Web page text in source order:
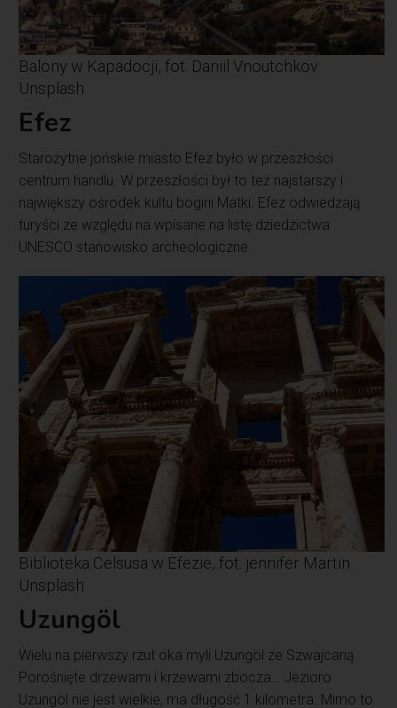
Balony w Kapadocji, fot. Daniil Vnoutchkov
Unsplash
Efez
Starożytne jońskie miasto Efez było w przeszłości
centrum handlu. W przeszłości był to też najstarszy i
największy ośrodek kultu bogini Matki. Efez odwiedzają
turyści ze względu na wpisane na listę dziedzictwa
UNESCO stanowisko archeologiczne.
Biblioteka Celsusa w Efezie, fot. jennifer Martin
Unsplash
Uzungöl
Wielu na pierwszy rzut oka myli Uzungöl ze Szwajcarią.
Porośnięte drzewami i krzewami zbocza… Jezioro
Uzungöl nie jest wielkie, ma długość 1 kilometra. Mimo to